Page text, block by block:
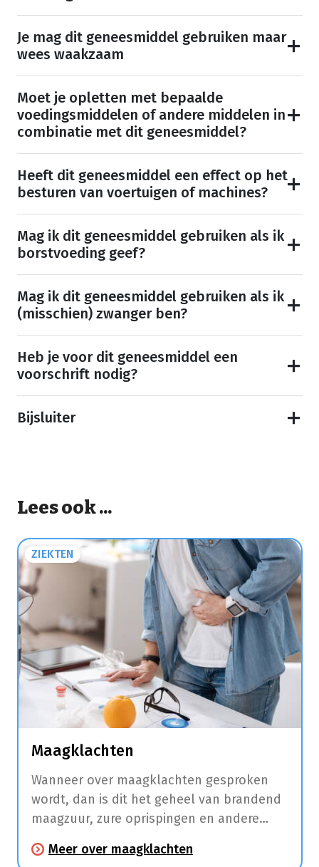
Je mag dit geneesmiddel gebruiken maar
wees waakzaam
Moet je opletten met bepaalde
voedingsmiddelen of andere middelen in
combinatie met dit geneesmiddel?
Heeft dit geneesmiddel een effect op het
besturen van voertuigen of machines?
Mag ik dit geneesmiddel gebruiken als ik
borstvoeding geef?
Mag ik dit geneesmiddel gebruiken als ik
(misschien) zwanger ben?
Heb je voor dit geneesmiddel een
voorschrift nodig?
Bijsluiter
Lees ook ...
ZIEKTEN
Maagklachten
Wanneer over maagklachten gesproken
wordt, dan is dit het geheel van brandend
maagzuur, zure oprispingen en andere
spijsverteringsproblemen.
Meer over maagklachten